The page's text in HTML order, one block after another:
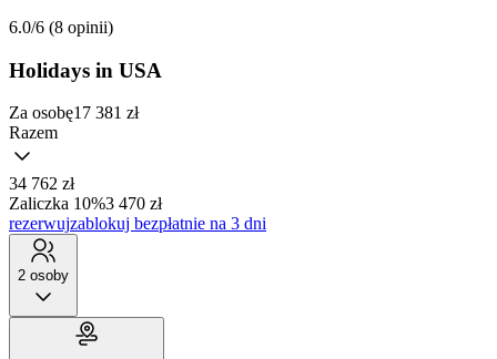
6.0/6 (8 opinii)
Holidays in USA
Za osobę17 381 zł
Razem
34 762 zł
Zaliczka 10%3 470 zł
rezerwujzablokuj bezpłatnie na 3 dni
2 osoby